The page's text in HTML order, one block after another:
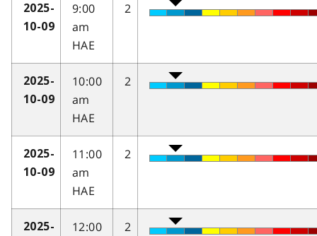
2025-
10-09
9:00
am
HAE
2
2025-
10-09
10:00
am
HAE
2
2025-
10-09
11:00
am
HAE
2
2025-
12:00
2